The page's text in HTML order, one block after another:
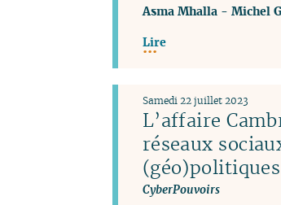
Asma Mhalla- Michel
Lire
L’affaire
réseaux
CyberPouvoirs
Samedi 22 juillet 2023